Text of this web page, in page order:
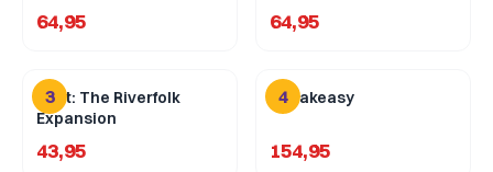
64,95 64,95
3
Root: The Riverfolk
Expansion
43,95
4
Speakeasy
154,95